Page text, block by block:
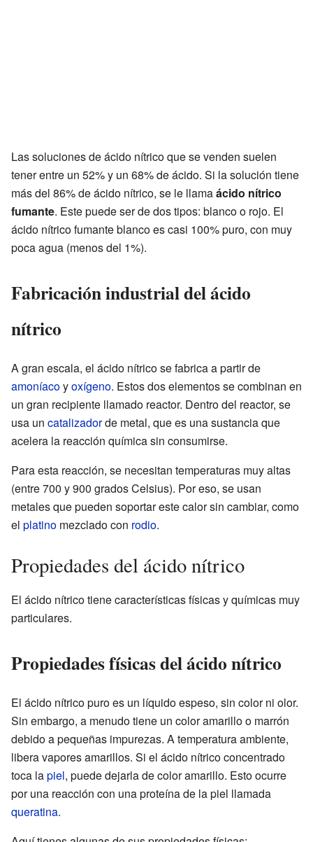
Las soluciones de ácido nítrico que se venden suelen
tener entre un 52% y un 68% de ácido. Si la solución tiene
más del 86% de ácido nítrico, se le llamaácido nítrico
fumante. Este puede ser de dos tipos: blanco o rojo. El
ácido nítrico fumante blanco es casi 100% puro, con muy
poca agua (menos del 1%).
Fabricación industrial del ácido
nítrico
A gran escala, el ácido nítrico se fabrica a partir de
amoníacoyoxígeno. Estos dos elementos se combinan en
un gran recipiente llamado reactor. Dentro del reactor, se
usa un catalizadorde metal, que es una sustancia que
acelera la reacción química sin consumirse.
Para esta reacción, se necesitan temperaturas muy altas
(entre 700 y 900 grados Celsius). Por eso, se usan
metales que pueden soportar este calor sin cambiar, como
el platino mezclado con rodio.
Propiedades del ácido nítrico
El ácido nítrico tiene características físicas y químicas muy
particulares.
Propiedades físicas del ácido nítrico
El ácido nítrico puro es un líquido espeso, sin color ni olor.
Sin embargo, a menudo tiene un color amarillo o marrón
debido a pequeñas impurezas. A temperatura ambiente,
libera vapores amarillos. Si el ácido nítrico concentrado
toca lapiel, puede dejarla de color amarillo. Esto ocurre
por una reacción con una proteína de la piel llamada
queratina.